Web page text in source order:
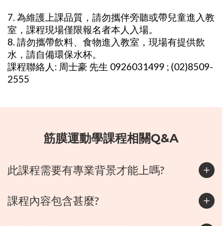
7. 為維護上課品質，請勿攜伴旁聽或帶兒童進入教
室，課程現場僅限報名者本人入場。
8. 請勿攜帶飲料、食物進入教室，現場有提供飲
水，請自備環保水杯。
課程聯絡人: 周士豪 先生 0926031499 ; (02)8509-
2555
筋膜運動學課程相關Q&A
此課程需要有專業背景才能上嗎?
課程內容包含甚麼?